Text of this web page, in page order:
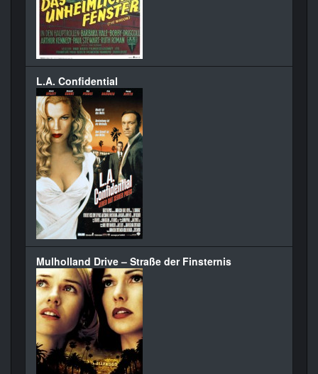
L.A. Confidential
Mulholland Drive – Straße der Finsternis